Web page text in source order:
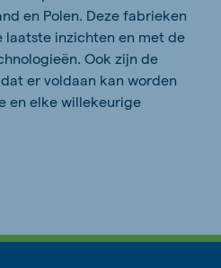
en Polen. Deze fabrieken
laatste inzichten en met de
Ook zijn de
er voldaan kan worden
en elke willekeurige